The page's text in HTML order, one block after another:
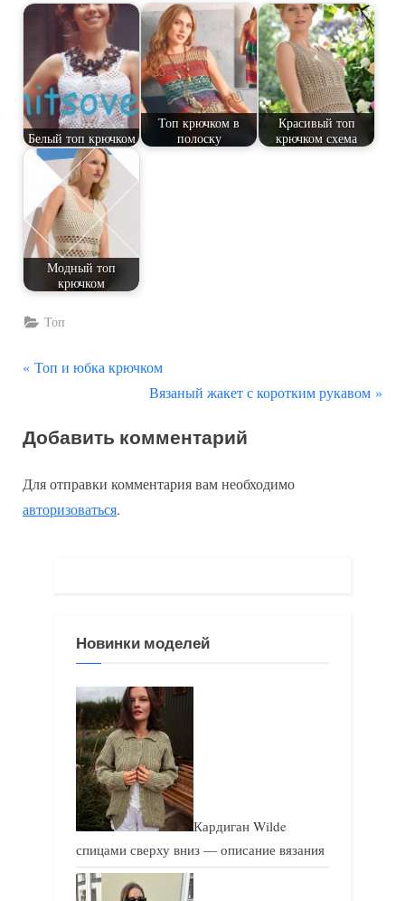
Белый топ крючком
Топ крючком в
полоску
Красивый топ
крючком схема
Модный топ
крючком
Топ
Навигация
записям
П
д
д
у
Топ и юбка крючком
С
е
у
а
и
с
ь
:
Вязаный жакет с коротким рукавом
Добавить комментарий
Для отправки комментария вам необходимо
авторизоваться.
Новинки моделей
Кардиган Wilde
спицами сверху вниз — описание вязания